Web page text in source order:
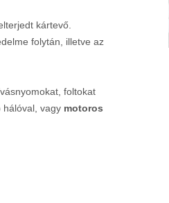
kártevő.
folytán, illetve az
foltokat
hálóval, vagy motoros